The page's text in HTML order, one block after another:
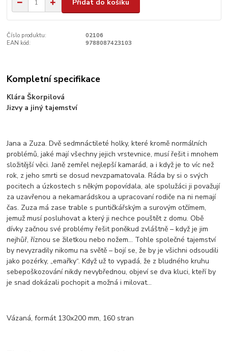
Přidat do košíku
Číslo produktu:
02106
EAN kód:
9788087423103
Kompletní specifikace
Klára Škorpilová
Jizvy a jiný tajemství
Jana a Zuza. Dvě sedmnáctileté holky, které kromě normálních
problémů, jaké mají všechny jejich vrstevnice, musí řešit i mnohem
složitější věci. Janě zemřel nejlepší kamarád, a i když je to víc než
rok, z jeho smrti se dosud nevzpamatovala. Ráda by si o svých
pocitech a úzkostech s někým popovídala, ale spolužáci ji považují
za uzavřenou a nekamarádskou a upracovaní rodiče na ni nemají
čas. Zuza má zase trable s puntičkářským a surovým otčímem,
jemuž musí posluhovat a který ji nechce pouštět z domu. Obě
dívky začnou své problémy řešit poněkud zvláštně – když je jim
nejhůř, říznou se žiletkou nebo nožem... Tohle společné tajemství
by nevyzradily nikomu na světě – bojí se, že by je všichni odsoudili
jako pozérky, „emařky“. Když už to vypadá, že z bludného kruhu
sebepoškozování nikdy nevybřednou, objeví se dva kluci, kteří by
je snad dokázali pochopit a možná i milovat...
Vázaná, formát 130x200 mm, 160 stran